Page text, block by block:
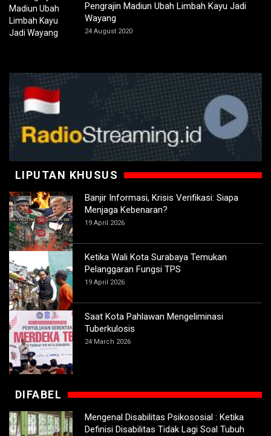
Pengrajin Madiun Ubah Limbah Kayu Jadi
Wayang
24 August 2020
LIPUTAN KHUSUS
Banjir Informasi, Krisis Verifikasi: Siapa
Menjaga Kebenaran?
19 April 2026
Ketika Wali Kota Surabaya Temukan
Pelanggaran Fungsi TPS
19 April 2026
Saat Kota Pahlawan Mengeliminasi
Tuberkulosis
24 March 2026
DIFABEL
Mengenal Disabilitas Psikososial : Ketika
Definisi Disabilitas Tidak Lagi Soal Tubuh